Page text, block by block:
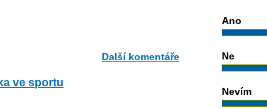
Další komentáře
ve sportu
Ano
Ne
Nevím